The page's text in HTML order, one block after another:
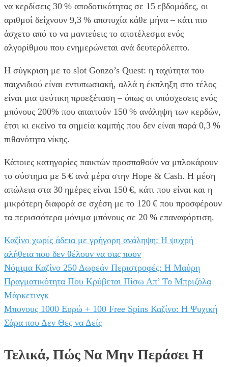
να κερδίσεις 30 % αποδοτικότητας σε 15 εβδομάδες, οι
αριθμοί δείχνουν 9,3 % αποτυχία κάθε μήνα – κάτι πιο
άσχετο από το να μαντεύεις το αποτέλεσμα ενός
αλγορίθμου που ενημερώνεται ανά δευτερόλεπτο.
Η σύγκριση με το slot Gonzo’s Quest: η ταχύτητα του
παιχνιδιού είναι εντυπωσιακή, αλλά η έκπληξη στο τέλος
είναι μια ψεύτικη προεξέταση – όπως οι υπόσχεσεις ενός
μπόνους 200% που απαιτούν 150 % ανάληψη των κερδών,
έτσι κι εκείνο τα σημεία καμπής που δεν είναι παρά 0,3 %
πιθανότητα νίκης.
Κάποιες κατηγορίες παικτών προσπαθούν να μπλοκάρουν
το σύστημα με 5 € ανά μέρα στην Hope & Cash. Η μέση
απώλεια στα 30 ημέρες είναι 150 €, κάτι που είναι και η
μικρότερη διαφορά σε σχέση με το 120 € που προσφέρουν
τα περισσότερα μόνιμα μπόνους σε 20 % επαναφόρτιση.
Καζίνο χωρίς άδεια με γρήγορη ανάληψη: Η ψυχρή
αλήθεια που δεν θέλουν να σας πουν
Νόμιμα Καζίνο 250 Δωρεάν Περιστροφές: Η Μαύρη
Πραγματικότητα Που Κρύβεται Πίσω Απ’ Το Μπριζόλα
Μάρκετινγκ
Μπονους 1000 Ευρώ + 100 Free Spins Καζίνο: Η Ψυχική
Σάρα που Δεν Θες να Δείς
Τελικά, Πώς Να Μην Περάσει Η